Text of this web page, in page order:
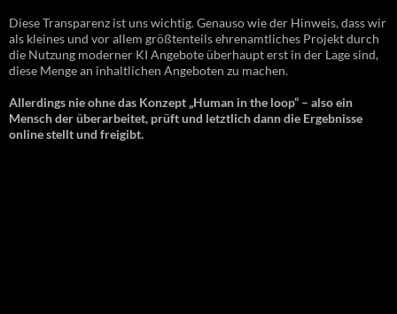
Diese Transparenz ist uns wichtig. Genauso wie der Hinweis, dass wir
als kleines und vor allem größtenteils ehrenamtliches Projekt durch
die Nutzung moderner KI Angebote überhaupt erst in der Lage sind,
diese Menge an inhaltlichen Angeboten zu machen.
Allerdings nie ohne das Konzept „Human in the loop“ – also ein
Mensch der überarbeitet, prüft und letztlich dann die Ergebnisse
online stellt und freigibt.